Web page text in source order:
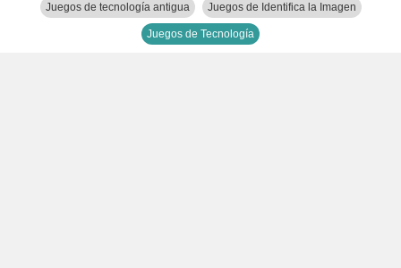
Juegos de tecnología antigua Juegos de Identifica la Imagen
Juegos de Tecnología